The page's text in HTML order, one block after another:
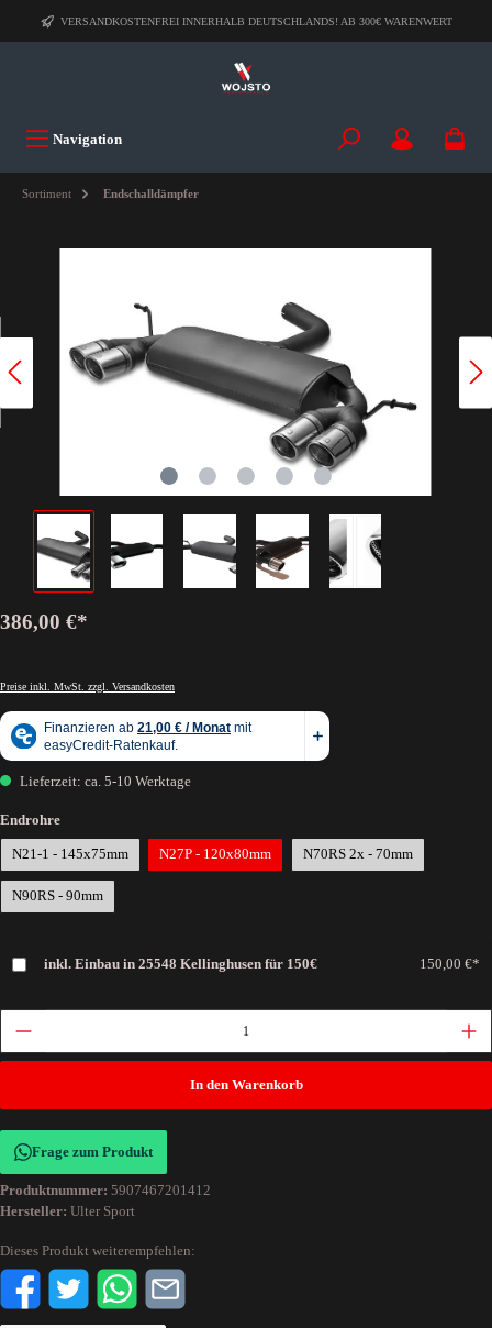
VERSANDKOSTENFREI INNERHALB DEUTSCHLANDS! AB 300€ WARENWERT
Navigation
Sortiment Endschalldämpfer
386,00 €*
Preise inkl. MwSt. zzgl. Versandkosten
Lieferzeit: ca. 5-10 Werktage
Endrohre
N21-1 - 145x75mm N27P - 120x80mm N70RS 2x - 70mm
N90RS - 90mm
inkl. Einbau in 25548 Kellinghusen für 150€ 150,00 €*
In den Warenkorb
Frage zum Produkt
Produktnummer: 5907467201412
Hersteller: Ulter Sport
Dieses Produkt weiterempfehlen: